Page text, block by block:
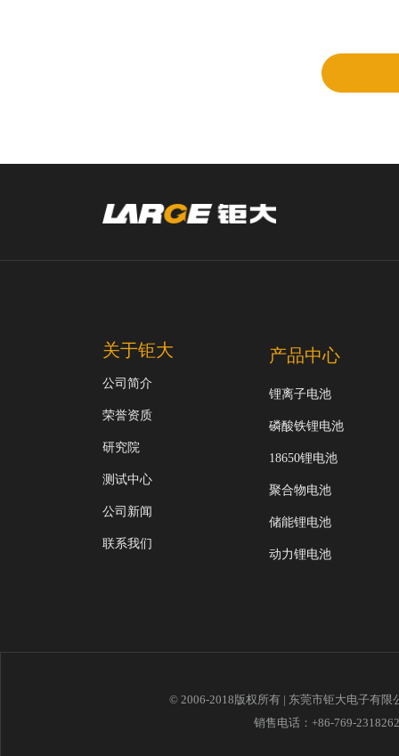
关于钜大
公司简介
荣誉资质
研究院
测试中心
公司新闻
联系我们
产品中心
锂离子电池
磷酸铁锂电池
18650锂电池
聚合物电池
储能锂电池
动力锂电池
© 2006-2018版权所有 | 东莞市钜大电子有
销售电话：+86-769-